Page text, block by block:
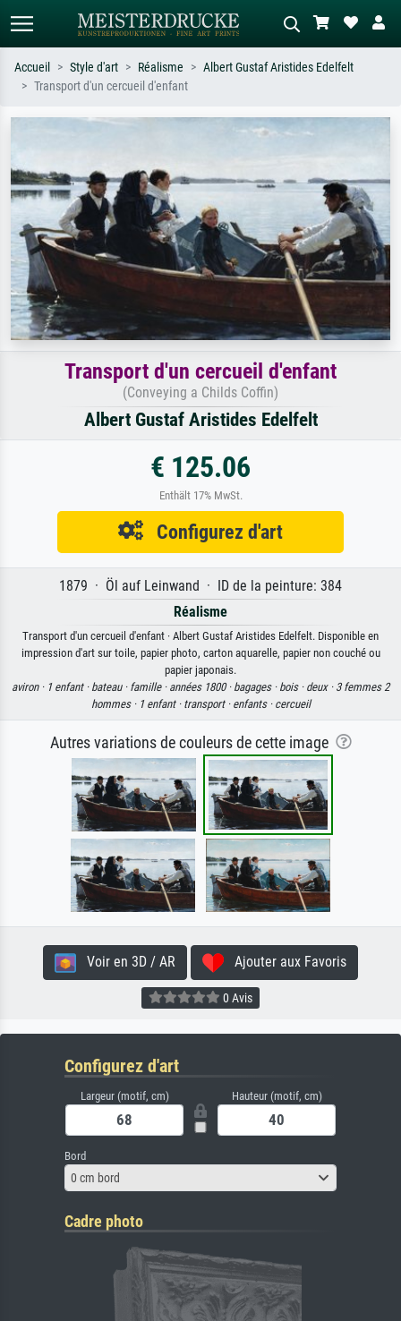
impressionnisme, vague de Hokusai,
nu.
Décrivez la scène – ex. prairie verte,
arbre.
Accueil Style d'art Réalisme
Albert Gustaf Aristides Edelfelt
Transport d'un cercueil d'enfant
Transport d'un cercueil d'enfant
(Conveying a Childs Coffin)
Albert Gustaf Aristides Edelfelt
€ 125.06
Enthält 17% MwSt.
Configurez d'art
1879 · Öl auf Leinwand · ID de la peinture: 384
Réalisme
Transport d'un cercueil d'enfant · Albert Gustaf Aristides Edelfelt. Disponible en
impression d'art sur toile, papier photo, carton aquarelle, papier non couché ou
papier japonais.
aviron · 1 enfant · bateau · famille · années 1800 · bagages · bois · deux · 3 femmes 2
hommes · 1 enfant · transport · enfants · cercueil
Autres variations de couleurs de cette image
Voir en 3D / AR Ajouter aux Favoris
0 Avis
Configurez d'art
Largeur (motif, cm) Hauteur (motif, cm)
Bord
0 cm bord
Cadre photo